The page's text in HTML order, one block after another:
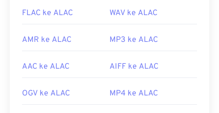
codecs
FLAC ke ALAC WAV ke ALAC
AMR ke ALAC MP3 ke ALAC
AAC ke ALAC AIFF ke ALAC
OGV ke ALAC MP4 ke ALAC